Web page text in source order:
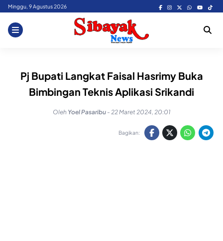
Skip
content
Minggu, 9 Agustus 2026
Pj Bupati Langkat Faisal Hasrimy Buka
Bimbingan Teknis Aplikasi Srikandi
Oleh Yoel Pasaribu - 22 Maret 2024, 20:01
Bagikan: